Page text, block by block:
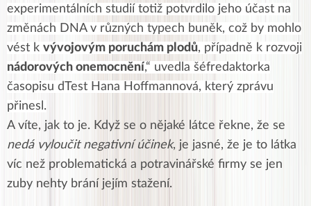
experimentálních studií totiž potvrdilo jeho účast na
změnách DNA v různých typech buněk, což by mohlo
vést k vývojovým poruchám plodů, případně k rozvoji
nádorových onemocnění,“ uvedla šéfredaktorka
časopisu dTest Hana Hoffmannová, který zprávu
přinesl.
A víte, jak to je. Když se o nějaké látce řekne, že se
nedá vyloučit negativní účinek, je jasné, že je to látka
víc než problematická a potravinářské firmy se jen
zuby nehty brání jejím stažení.